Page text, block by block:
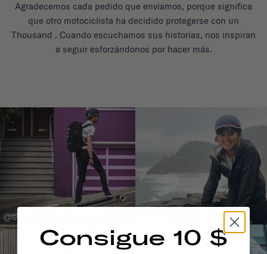
Agradecemos cada pedido que enviamos, porque significa
que otro motociclista ha decidido protegerse con un
Thousand . Cuando escuchamos sus historias, nos inspiran
a seguir esforzándonos por hacer más.
Consigue 10 $